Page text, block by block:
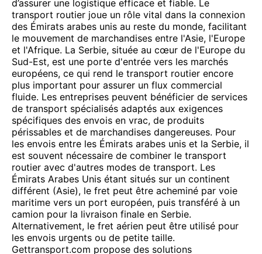
d’assurer une logistique efficace et fiable. Le
transport routier joue un rôle vital dans la connexion
des Émirats arabes unis au reste du monde, facilitant
le mouvement de marchandises entre l'Asie, l'Europe
et l'Afrique. La Serbie, située au cœur de l'Europe du
Sud-Est, est une porte d'entrée vers les marchés
européens, ce qui rend le transport routier encore
plus important pour assurer un flux commercial
fluide. Les entreprises peuvent bénéficier de services
de transport spécialisés adaptés aux exigences
spécifiques des envois en vrac, de produits
périssables et de marchandises dangereuses. Pour
les envois entre les Émirats arabes unis et la Serbie, il
est souvent nécessaire de combiner le transport
routier avec d'autres modes de transport. Les
Émirats Arabes Unis étant situés sur un continent
différent (Asie), le fret peut être acheminé par voie
maritime vers un port européen, puis transféré à un
camion pour la livraison finale en Serbie.
Alternativement, le fret aérien peut être utilisé pour
les envois urgents ou de petite taille.
Gettransport.com propose des solutions